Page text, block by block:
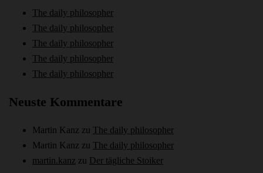
The daily philosopher
The daily philosopher
The daily philosopher
The daily philosopher
The daily philosopher
Neuste Kommentare
Martin Kanz zu The daily philosopher
Martin Kanz zu The daily philosopher
martin.kanz zu Der tägliche Stoiker